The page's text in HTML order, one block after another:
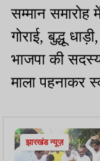
सम्मान समारोह
गोराई, बुद्धू
भाजपा की
माला पहनाकर
झारखंड न्यूज़